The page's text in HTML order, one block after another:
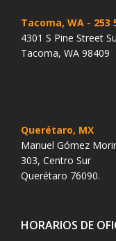
Tacoma, WA - 253
4301 S Pine Street
Tacoma, WA 98409
Querétaro, MX
Manuel Gómez
303, Centro Sur
Querétaro 76090.
HORARIOS DE